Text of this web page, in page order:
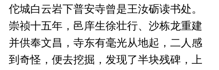
佗城白云岩下普安寺曾是王汝砺读书处。
崇祯十五年，邑庠生徐壮行、沙栋龙重建
并供奉文昌，寺东有毫光从地起，二人感
到奇怪，便去挖掘，发现了半块残碑，上